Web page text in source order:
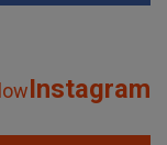
Instagram